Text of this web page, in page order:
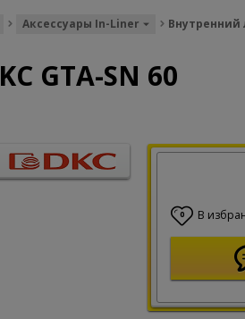
Аксессуары In-Liner Внутренний
GTA-SN 60
0 В